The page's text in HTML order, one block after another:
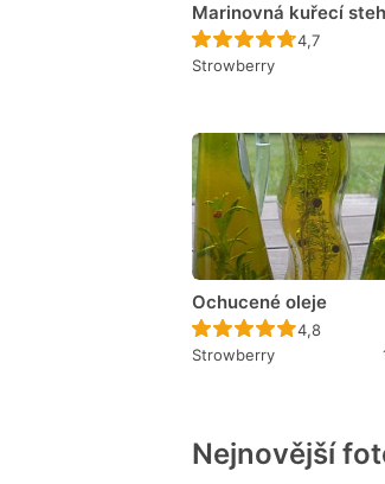
Marinovná kuřecí
Recept
4,7
Strowberry
Ochucené oleje
Recept
4,8
Strowberry
Nejnovější